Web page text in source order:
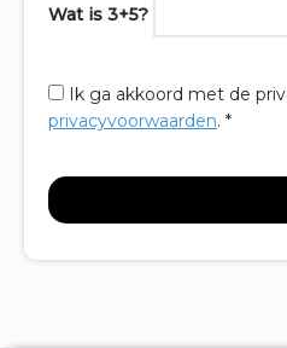
Wat is 3+5?
Ik ga akkoord met de
privacyvoorwaarden. *